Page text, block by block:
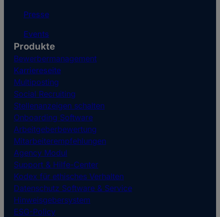
Presse
Events
Produkte
Bewerbermanagement
Karriereseite
Multiposting
Social Recruiting
Stellenanzeigen schalten
Onboarding Software
Arbeitgeberbewertung
Mitarbeiterempfehlungen
Agency Modul
Support & Hilfe-Center
Kodex für ethisches Verhalten
Datenschutz Software & Service
Hinweisgebersystem
ESG-Policy